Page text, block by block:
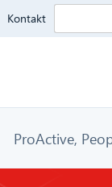
Kontakt Search
ProActive,